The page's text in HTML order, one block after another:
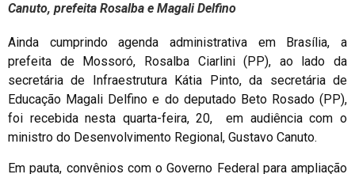
Canuto, prefeita Rosalba e Magali Delfino
Ainda cumprindo agenda administrativa em Brasília, a
prefeita de Mossoró, Rosalba Ciarlini (PP), ao lado da
secretária de Infraestrutura Kátia Pinto, da secretária de
Educação Magali Delfino e do deputado Beto Rosado (PP),
foi recebida nesta quarta-feira, 20, em audiência com o
ministro do Desenvolvimento Regional, Gustavo Canuto.
Em pauta, convênios com o Governo Federal para ampliação